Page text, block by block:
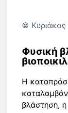
© Κυριάκος
Φυσική
Η
βλάστηση, η